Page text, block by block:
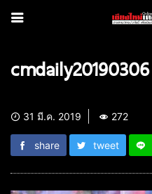
cmdaily20190306
31 มี.ค. 2019 272
share tweet